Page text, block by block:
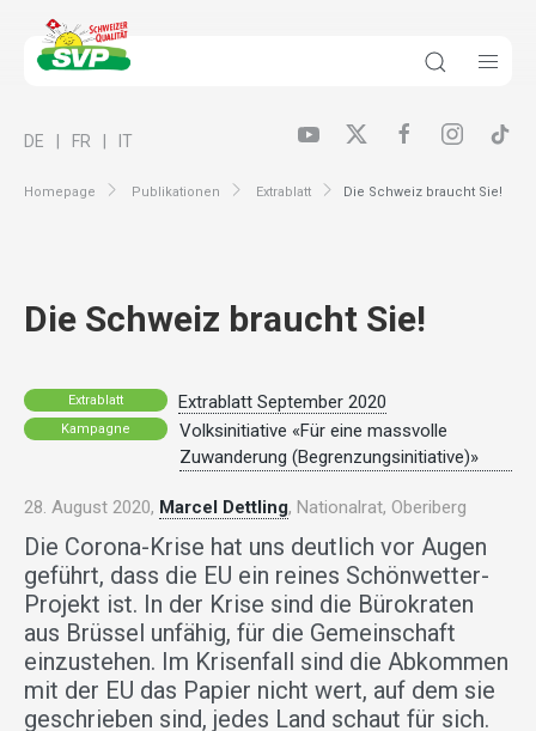
Homepage Publikationen Extrablatt Die Schweiz braucht Sie!
DE FR IT
Die Schweiz braucht Sie!
Extrablatt Extrablatt September 2020
Kampagne
Volksinitiative «Für eine massvolle
Zuwanderung (Begrenzungsinitiative)»
28. August 2020, Marcel Dettling, Nationalrat, Oberiberg
Die Corona-Krise hat uns deutlich vor Augen
geführt, dass die EU ein reines Schönwetter-
Projekt ist. In der Krise sind die Bürokraten
aus Brüssel unfähig, für die Gemeinschaft
einzustehen. Im Krisenfall sind die Abkommen
mit der EU das Papier nicht wert, auf dem sie
geschrieben sind, jedes Land schaut für sich.